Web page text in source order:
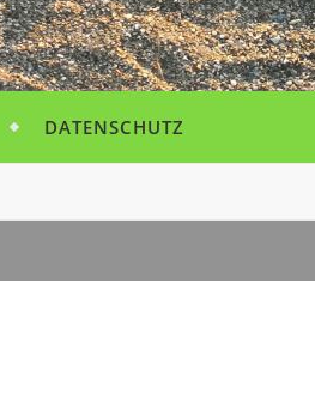
DATENSCHUTZ